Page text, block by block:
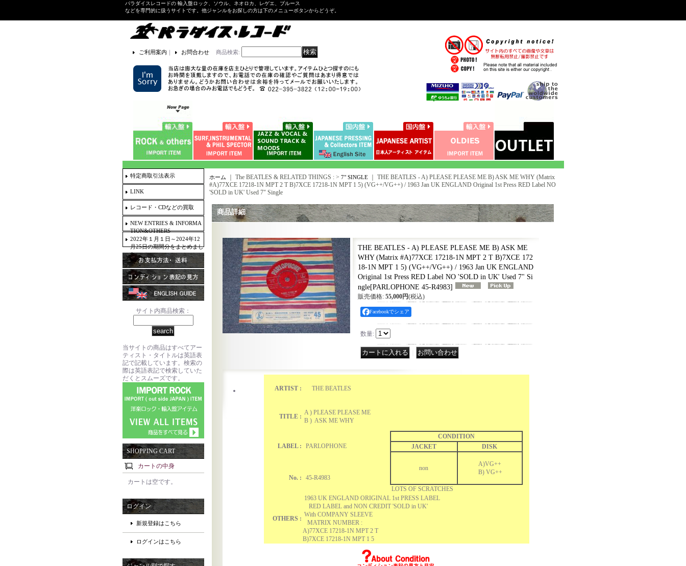
パラダイスレコードの 輸入盤ロック、ソウル、ネオロカ、レゲエ、ブルース
などを専門的に扱うサイトです。他ジャンルをお探しの方は下のメニューボタンからどうぞ。
ご利用案内 ｜ お問合わせ 商品検索:
特定商取引法表示
LINK
レコード・CDなどの買取
NEW ENTRIES & INFORMA
TION&OTHERS
2022年１月１日～2024年12
月25日の期間分をまとめまし
た。
サイト内商品検索：
当サイトの商品はすべてアー
ティスト・タイトルは英語表
記で記載しています。検索の
際は英語表記で検索していた
だくとスムーズです。
SHOPPING CART
カートの中身
カートは空です。
ログイン
新規登録はこちら
ログインはこちら
ホーム ｜ The BEATLES & RELATED THINGS : > 7" SINGLE｜ THE BEATLES - A) PLEASE PLEASE ME B) ASK ME WHY (Matrix
#A)77XCE 17218-1N MPT 2 T B)7XCE 17218-1N MPT 1 5) (VG++/VG++) / 1963 Jan UK ENGLAND Original 1st Press RED Label NO
'SOLD in UK' Used 7" Single
商品詳細
THE BEATLES - A) PLEASE PLEASE ME B) ASK ME
WHY (Matrix #A)77XCE 17218-1N MPT 2 T B)7XCE 172
18-1N MPT 1 5) (VG++/VG++) / 1963 Jan UK ENGLAND
Original 1st Press RED Label NO 'SOLD in UK' Used 7" Si
ngle[PARLOPHONE 45-R4983]
販売価格: 55,000円(税込)
Facebookでシェア
数量:
ARTIST : THE BEATLES
TITLE :
A ) PLEASE PLEASE ME
B ) ASK ME WHY
LABEL : PARLOPHONE
CONDITION
JACKET
DISK
non
A)VG++
B) VG++
LOTS OF SCRATCHES
No. : 45-R4983
OTHERS :
1963 UK ENGLAND ORIGINAL 1st PRESS LABEL
RED LABEL and NON CREDIT 'SOLD in UK'
With COMPANY SLEEVE
MATRIX NUMBER :
A)77XCE 17218-1N MPT 2 T
B)7XCE 17218-1N MPT 1 5